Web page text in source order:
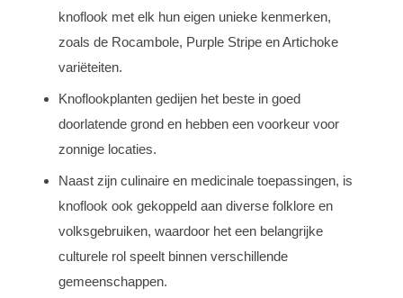
knoflook met elk hun eigen unieke kenmerken,
zoals de Rocambole, Purple Stripe en Artichoke
variëteiten.
Knoflookplanten gedijen het beste in goed
doorlatende grond en hebben een voorkeur voor
zonnige locaties.
Naast zijn culinaire en medicinale toepassingen, is
knoflook ook gekoppeld aan diverse folklore en
volksgebruiken, waardoor het een belangrijke
culturele rol speelt binnen verschillende
gemeenschappen.